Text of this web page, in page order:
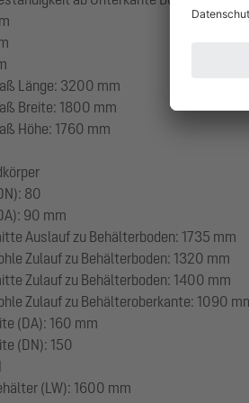
Länge: 3200 mm
Breite: 1800 mm
Höhe: 1760 mm
80
90 mm
Auslauf zu Behälterboden: 1735 mm
Zulauf zu Behälterboden: 1320 mm
Zulauf zu Behälterboden: 1400 mm
Zulauf zu Behälteroberkante: 1090
(DA): 160 mm
(DN): 150
(LW): 1600 mm